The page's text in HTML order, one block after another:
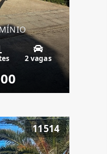
2 vagas
11514